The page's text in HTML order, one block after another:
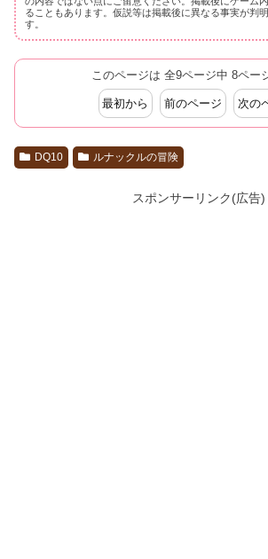
ることもあります。仮説等は掲載後に異なる事実が判
す。
このページは 全9ページ中 8ペー
最初から 前のページ 次の
DQ10 ルナックルの冒険
スポンサーリンク(広告)